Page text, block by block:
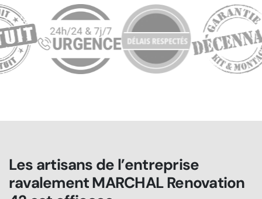
Les artisans de l’entreprise
ravalement MARCHAL Renovation